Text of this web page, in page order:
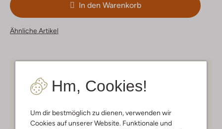
Hm, Cookies!
Um dir bestmöglich zu dienen, verwenden wir
Cookies auf unserer Website. Funktionale und
In den Warenkorb
Ähnliche Artikel
Kostenloser Versand
Mitglieder in Deutschland